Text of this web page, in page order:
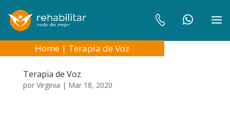
Home | Terapia de Voz
Terapia de Voz
por Virginia | Mar 18, 2020